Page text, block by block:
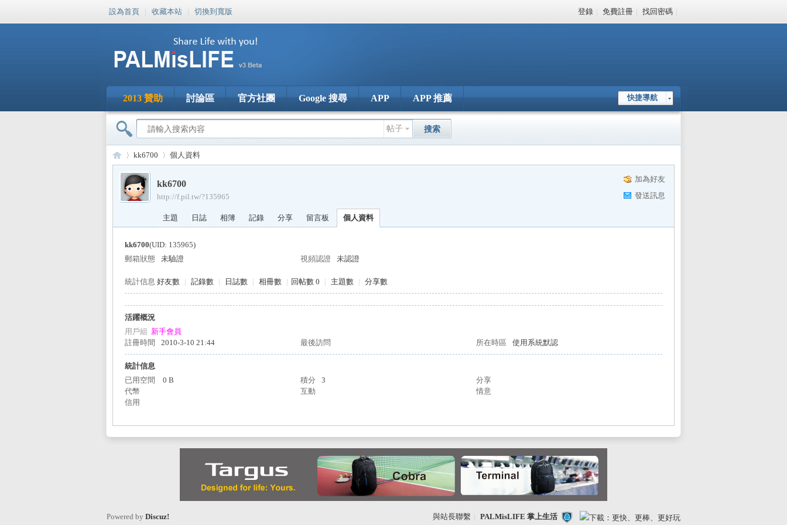
設為首頁 | 收藏本站 | 切換到寬版 登錄 | 免費註冊 | 找回密碼 |
快捷導航
2013 贊助 討論區 官方社團 Google 搜尋 APP APP 推薦
帖子 搜索
PA
Mi
›
kk6700 個人資料
加為好友
發送訊息
kk6700
http://f.pil.tw/?135965
主題 日誌 相簿 記錄 分享 留言板 個人資料
kk6700(UID: 135965)
郵箱狀態
未驗證 視頻認證 未認證
統計信息 好友數 | 記錄數 | 日誌數 | 相冊數 | 回帖數 0 | 主題數 | 分享數
活躍概況
用戶組 新手會員
註冊時間
2010-3-10 21:44 最後訪問 所在時區 使用系統默認
統計信息
已用空間
0 B 積分 3
分享
代幣
互動
情意
信用
與站長聯繫 PALMisLIFE 掌上生活
Powered by Discuz!